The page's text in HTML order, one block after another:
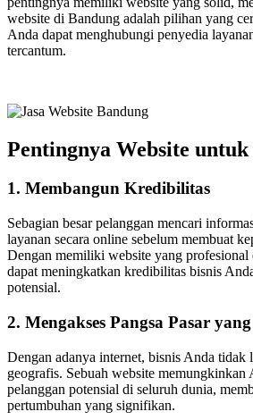
website di Bandung adalah pilihan yang
Anda dapat menghubungi penyedia
tercantum.
Pentingnya Website
1. Membangun Kredibilitas
Sebagian besar pelanggan mencari
layanan secara online sebelum membuat
Dengan memiliki website yang
dapat meningkatkan kredibilitas bisnis
potensial.
2. Mengakses Pangsa Pasar
Dengan adanya internet, bisnis Anda tidak
geografis. Sebuah website memungkinkan
pelanggan potensial di seluruh dunia,
pertumbuhan yang signifikan.